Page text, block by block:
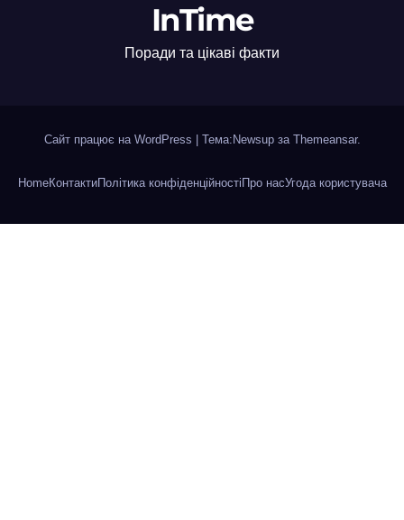
InTime
Поради та цікаві факти
Сайт працює на WordPress Тема:Newsup за Themeansar.
HomeКонтактиПолітика конфіденційності Про насУгода користувача